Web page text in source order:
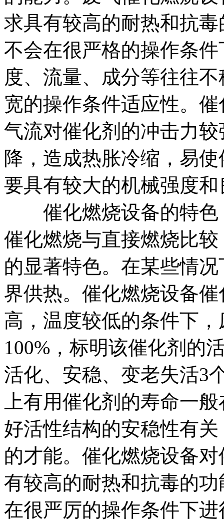
求具有较高的耐热和抗
不会在很严格的操作条
度、流量、成分等往往
宽的操作条件适应性。
气流对催化剂的冲击力
降，造成热胀冷缩，易
要具有较大的机械强度
催化燃烧设备的特色
催化燃烧与直接燃烧比
的显著特色。在某些情
界供热。催化燃烧设备
高，温度较低的条件下
100%，标明该催化剂的
活化、安稳、变老失活3
上有用催化剂的寿命一
好活性结构的安稳性有
的才能。催化燃烧设备
有较高的耐热和抗毒的
在很严厉的操作条件下